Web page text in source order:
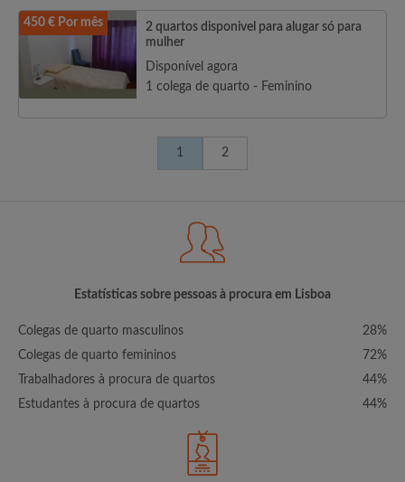
450 € Por mês
2 quartos disponivel para alugar só para
mulher
Disponível agora
1 colega de quarto - Feminino
1 2
Estatísticas sobre pessoas à procura em Lisboa
Colegas de quarto masculinos
28%
Colegas de quarto femininos
72%
Trabalhadores à procura de quartos
44%
Estudantes à procura de quartos
44%